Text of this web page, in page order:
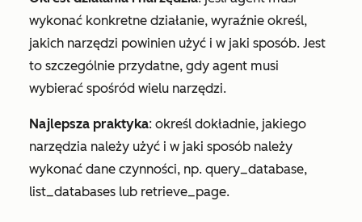
wykonać konkretne działanie, wyraźnie określ,
jakich narzędzi powinien użyć i w jaki sposób. Jest
to szczególnie przydatne, gdy agent musi
wybierać spośród wielu narzędzi.
Najlepsza praktyka: określ dokładnie, jakiego
narzędzia należy użyć i w jaki sposób należy
wykonać dane czynności, np. query_database,
list_databases lub retrieve_page.